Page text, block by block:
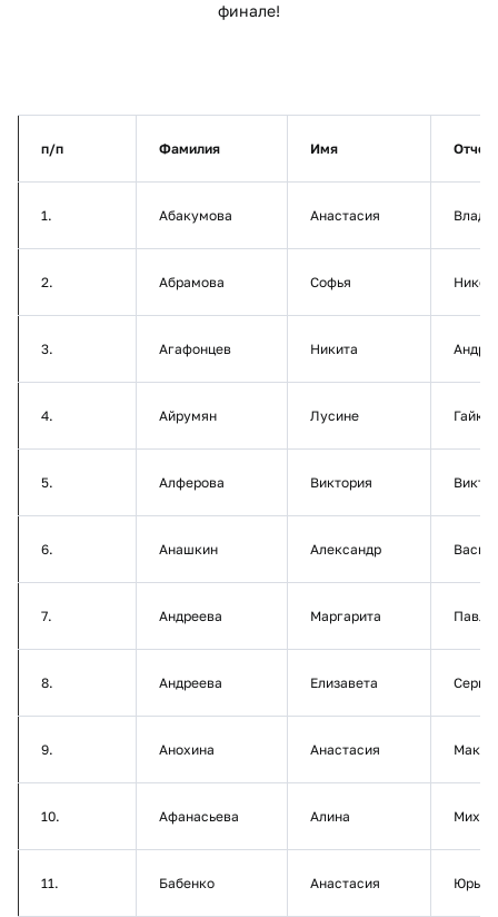
финале!
п/п Фамилия Имя
1. Абакумова Анастасия
2. Абрамова Софья
3. Агафонцев Никита
4. Айрумян Лусине
5. Алферова Виктория
6. Анашкин Александр
7. Андреева Маргарита
8. Андреева Елизавета
9. Анохина Анастасия
10. Афанасьева Алина
11. Бабенко Анастасия